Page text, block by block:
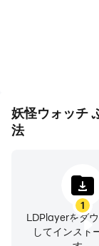
妖怪ウォッチ
法
1
LDPlayerをダ
してインスト